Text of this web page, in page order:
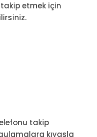
etmek için
takip
kıyasla